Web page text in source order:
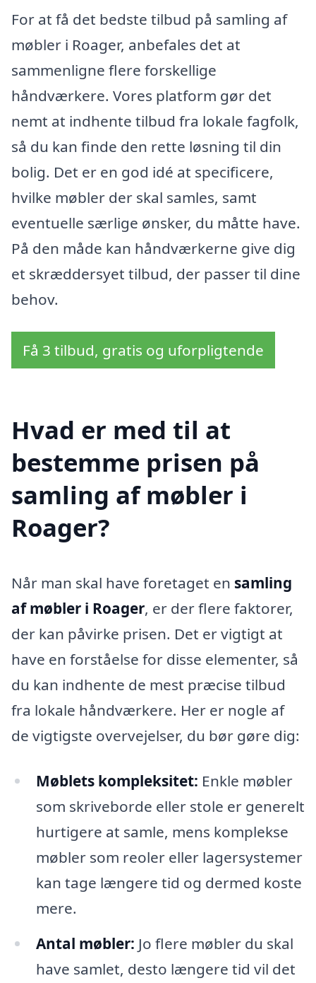
For at få det bedste tilbud på samling af
møbler i Roager, anbefales det at
sammenligne flere forskellige
håndværkere. Vores platform gør det
nemt at indhente tilbud fra lokale fagfolk,
så du kan finde den rette løsning til din
bolig. Det er en god idé at specificere,
hvilke møbler der skal samles, samt
eventuelle særlige ønsker, du måtte have.
På den måde kan håndværkerne give dig
et skræddersyet tilbud, der passer til dine
behov.
Få 3 tilbud, gratis og uforpligtende
Hvad er med til at
bestemme prisen på
samling af møbler i
Roager?
Når man skal have foretaget en samling
af møbler i Roager, er der flere faktorer,
der kan påvirke prisen. Det er vigtigt at
have en forståelse for disse elementer, så
du kan indhente de mest præcise tilbud
fra lokale håndværkere. Her er nogle af
de vigtigste overvejelser, du bør gøre dig:
Møblets kompleksitet: Enkle møbler
som skriveborde eller stole er generelt
hurtigere at samle, mens komplekse
møbler som reoler eller lagersystemer
kan tage længere tid og dermed koste
mere.
Antal møbler: Jo flere møbler du skal
have samlet, desto længere tid vil det